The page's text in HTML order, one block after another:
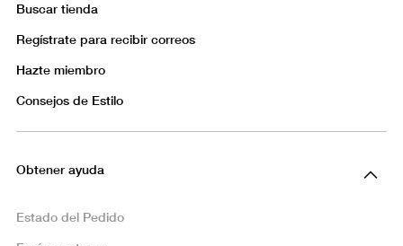
Buscar tienda
Regístrate para recibir correos
Hazte miembro
Consejos de Estilo
Obtener ayuda
Estado del Pedido